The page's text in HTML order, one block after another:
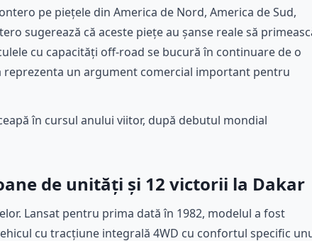
pe piețele din America de Nord, America de Sud,
sugerează că aceste piețe au șanse reale să
cu capacități off-road se bucură în continuare de o
un argument comercial important pentru
în cursul anului viitor, după debutul mondial
de unități și 12 victorii la Dakar
Lansat pentru prima dată în 1982, modelul a fost
cu tracțiune integrală 4WD cu confortul specific